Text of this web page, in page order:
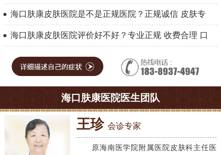
海口肤康皮肤医院是不是正规医院？正规诚信 皮肤专
海口肤康皮肤医院评价好不好？专业正规 收费合理 口
海口肤康医院医生团队
王珍 会诊专家
原海南医学院附属医院皮肤科主任医